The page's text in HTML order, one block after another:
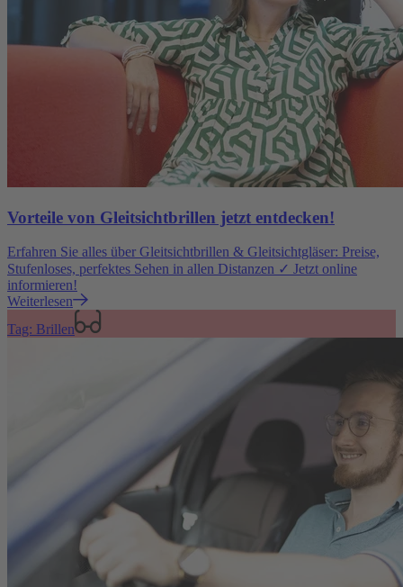
Vorteile von Gleitsichtbrillen jetzt entdecken!
Erfahren Sie alles über Gleitsichtbrillen & Gleitsichtgläser: Preise,
Stufenloses, perfektes Sehen in allen Distanzen ✓ Jetzt online
informieren!
Weiterlesen
Tag: Brillen